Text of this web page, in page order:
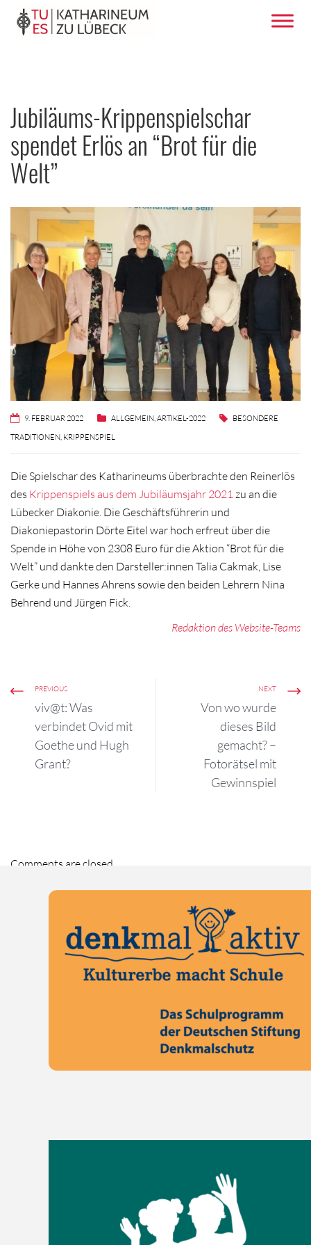
Jubiläums-Krippenspielschar
spendet Erlös an “Brot für die
Welt”
9. FEBRUAR 2022 ALLGEMEIN ARTIKEL-2022
BESONDERE
TRADITIONEN KRIPPENSPIEL
Die Spielschar des Katharineums überbrachte den Reinerlös
des Krippenspiels aus dem Jubiläumsjahr 2021zu an die
Lübecker Diakonie. Die Geschäftsführerin und
Diakoniepastorin Dörte Eitel war hoch erfreut über die
Spende in Höhe von 2308 Euro für die Aktion “Brot für die
Welt” und dankte den Darsteller:innen Talia Cakmak, Lise
Gerke und Hannes Ahrens sowie den beiden Lehrern Nina
Behrend und Jürgen Fick.
Redaktion des Website-Teams
PREVIOUS
viv@t: Was
verbindet Ovid mit
Goethe und Hugh
Grant?
NEXT
Von wo wurde
dieses Bild
gemacht? –
Fotorätsel mit
Gewinnspiel
Comments are closed.